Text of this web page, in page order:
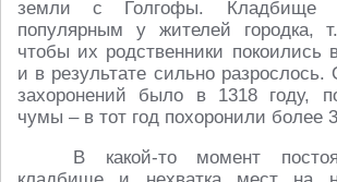
земли с Голгофы. Кладбище
популярным у жителей городка,
чтобы их родственники покоились
и в результате сильно разрослось.
захоронений было в 1318 году,
чумы – в тот год похоронили более
В какой-то момент